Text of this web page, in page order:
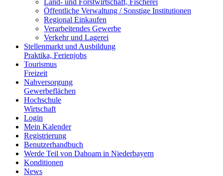
Land- und Forstwirtschaft, Fischerei
Öffentliche Verwaltung / Sonstige Institutionen
Regional Einkaufen
Verarbeitendes Gewerbe
Verkehr und Lagerei
Stellenmarkt und Ausbildung
Praktika, Ferienjobs
Tourismus
Freizeit
Nahversorgung
Gewerbeflächen
Hochschule
Wirtschaft
Login
Mein Kalender
Registrierung
Benutzerhandbuch
Werde Teil von Dahoam in Niederbayern
Konditionen
News